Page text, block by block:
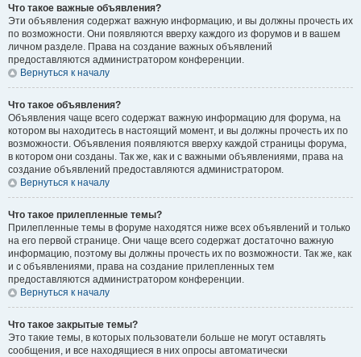
Что такое важные объявления?
Эти объявления содержат важную информацию, и вы должны прочесть их
по возможности. Они появляются вверху каждого из форумов и в вашем
личном разделе. Права на создание важных объявлений
предоставляются администратором конференции.
Вернуться к началу
Что такое объявления?
Объявления чаще всего содержат важную информацию для форума, на
котором вы находитесь в настоящий момент, и вы должны прочесть их по
возможности. Объявления появляются вверху каждой страницы форума,
в котором они созданы. Так же, как и с важными объявлениями, права на
создание объявлений предоставляются администратором.
Вернуться к началу
Что такое прилепленные темы?
Прилепленные темы в форуме находятся ниже всех объявлений и только
на его первой странице. Они чаще всего содержат достаточно важную
информацию, поэтому вы должны прочесть их по возможности. Так же, как
и с объявлениями, права на создание прилепленных тем
предоставляются администратором конференции.
Вернуться к началу
Что такое закрытые темы?
Это такие темы, в которых пользователи больше не могут оставлять
сообщения, и все находящиеся в них опросы автоматически